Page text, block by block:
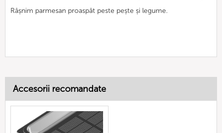
Râșnim parmesan proaspăt peste pește și legume.
Accesorii recomandate